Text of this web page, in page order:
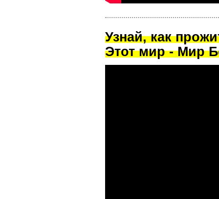
Узнай, как
Этот мир - Мир